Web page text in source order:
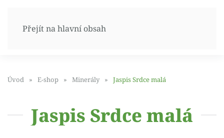
Přejít na hlavní obsah
Úvod E-shop Minerály Jaspis Srdce malá
Jaspis Srdce malá